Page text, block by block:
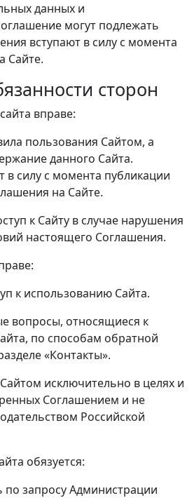
данных и
могут подлежать
вступают в силу с момента
Сайте.
сторон
вправе:
пользования Сайтом, а
данного Сайта.
в силу с момента публикации
на Сайте.
к Сайту в случае нарушения
настоящего Соглашения.
к использованию Сайта.
вопросы, относящиеся к
по способам обратной
«Контакты».
исключительно в целях и
Соглашением и не
Российской
обязуется:
по запросу Администрации